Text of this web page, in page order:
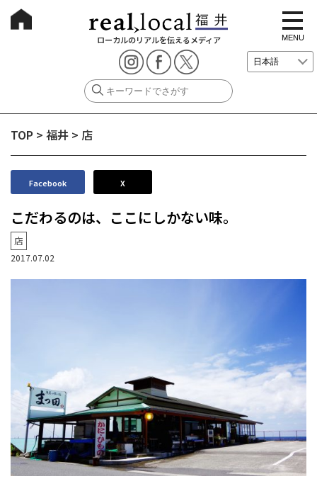
ローカルのリアルを伝えるメディア
t
o
g
g
e
i
i
MENU
TOP > 福井 > 店
Facebook X
こだわるのは、ここにしかない味。
店
2017.07.02